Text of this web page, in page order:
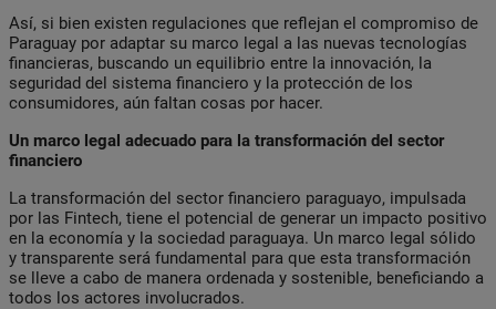
Así, si bien existen regulaciones que reflejan el compromiso de
Paraguay por adaptar su marco legal a las nuevas tecnologías
financieras, buscando un equilibrio entre la innovación, la
seguridad del sistema financiero y la protección de los
consumidores, aún faltan cosas por hacer.
Un marco legal adecuado para la transformación del sector
financiero
La transformación del sector financiero paraguayo, impulsada
por las Fintech, tiene el potencial de generar un impacto positivo
en la economía y la sociedad paraguaya. Un marco legal sólido
y transparente será fundamental para que esta transformación
se lleve a cabo de manera ordenada y sostenible, beneficiando a
todos los actores involucrados.